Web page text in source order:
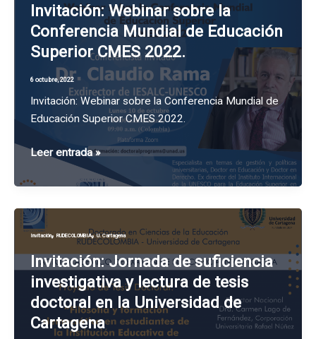
e
Innovación
Educativa:
De
AméricaLatina
para
el
Invitación: Webinar sobre la
Conferencia Mundial de Educación
Superior CMES 2022.
6 octubre, 2022
Invitación: Webinar sobre la Conferencia Mundial de
Educación Superior CMES 2022.
Invitación:
sobre
Conferencia
Mundial
de
Educación
Superior
CMES
2022.
Leer entrada »
Invitación,RUDECOLOMBIA,U. Cartagena
Invitación: Jornada de suficiencia
investigativa y lectura de tesis
doctoral en la Universidad de
Cartagena